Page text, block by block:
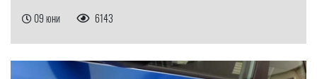
09 юни 6143